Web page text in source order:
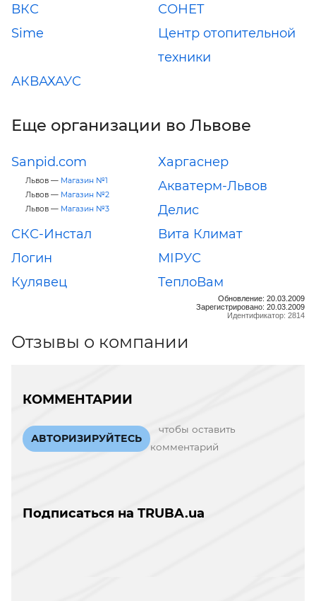
ВКС
СОНЕТ
Sime
Центр отопительной
техники
АКВАХАУС
Еще организации во Львове
Sanpid.com
Львов — Магазин №1
Львов — Магазин №2
Львов — Магазин №3
Харгаснер
Акватерм-Львов
Делис
СКС-Инстал
Вита Климат
Логин
МІРУС
Кулявец
ТеплоВам
Обновление: 20.03.2009
Зарегистрировано: 20.03.2009
Идентификатор: 2814
Отзывы о компании
КОММЕНТАРИИ
АВТОРИЗИРУЙТЕСЬ
чтобы оставить
комментарий
Подписаться на TRUBA.ua